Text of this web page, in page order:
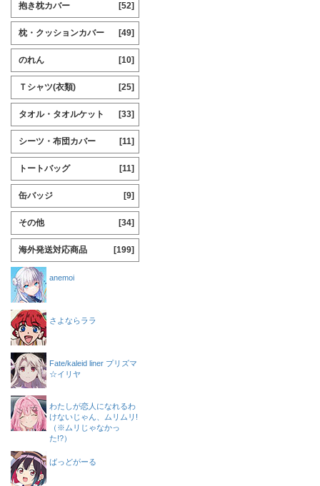
抱き枕カバー [52]
枕・クッションカバー [49]
のれん [10]
Ｔシャツ(衣類) [25]
タオル・タオルケット [33]
シーツ・布団カバー [11]
トートバッグ [11]
缶バッジ [9]
その他 [34]
海外発送対応商品 [199]
anemoi
さよならララ
Fate/kaleid liner プリズマ
☆イリヤ
わたしが恋人になれるわ
けないじゃん、ムリムリ!
（※ムリじゃなかっ
た!?）
ばっどがーる